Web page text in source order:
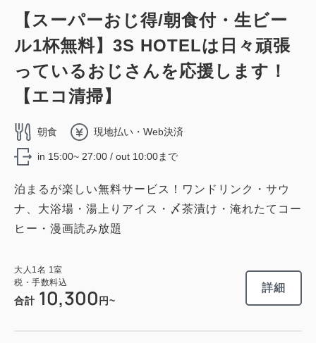
【スーパーおじ得/朝食付・生ビー
ル1杯無料】3S HOTELは日々頑張
っているおじさんを応援します！
【エコ清掃】
朝食 現地払い・Web決済
in 15:00~ 27:00 / out 10:00まで
泊まるが楽しい無料サービス！ワンドリンク・サウ
ナ、大浴場・湯上りアイス・〆茶漬け・淹れたてコー
ヒー・漫画読み放題
大人 1名 1室
税・手数料込
合計 10,300 円~
詳細